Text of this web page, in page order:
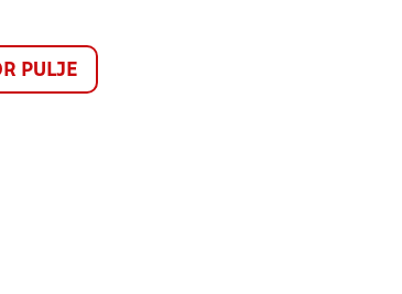
PULJE